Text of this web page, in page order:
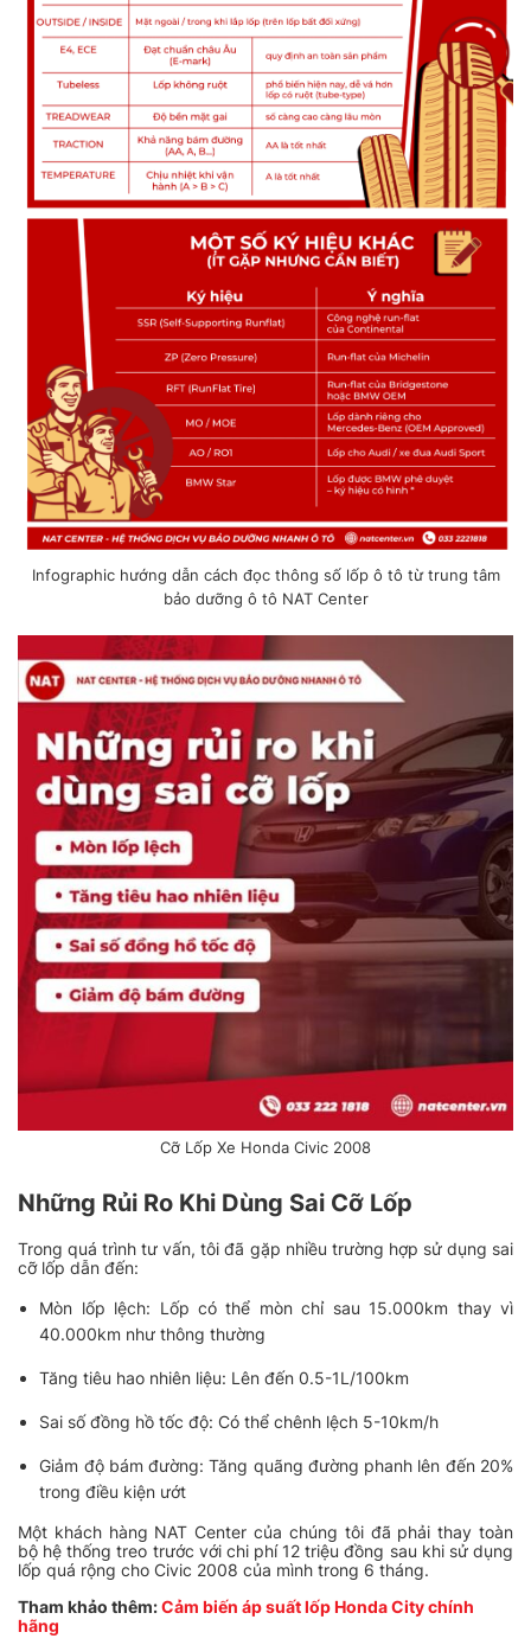
Infographic hướng dẫn cách đọc thông số lốp ô tô từ trung tâm
bảo dưỡng ô tô NAT Center
Cỡ Lốp Xe Honda Civic 2008
Những Rủi Ro Khi Dùng Sai Cỡ Lốp
Trong quá trình tư vấn, tôi đã gặp nhiều trường hợp sử dụng sai
cỡ lốp dẫn đến:
Mòn lốp lệch: Lốp có thể mòn chỉ sau 15.000km thay vì
40.000km như thông thường
Tăng tiêu hao nhiên liệu: Lên đến 0.5-1L/100km
Sai số đồng hồ tốc độ: Có thể chênh lệch 5-10km/h
Giảm độ bám đường: Tăng quãng đường phanh lên đến 20%
trong điều kiện ướt
Một khách hàng NAT Center của chúng tôi đã phải thay toàn
bộ hệ thống treo trước với chi phí 12 triệu đồng sau khi sử dụng
lốp quá rộng cho Civic 2008 của mình trong 6 tháng.
Tham khảo thêm:Cảm biến áp suất lốp Honda City chính
hãng